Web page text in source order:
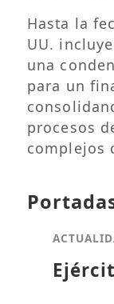
Hasta la
UU.
una
para un
procesos
complejos